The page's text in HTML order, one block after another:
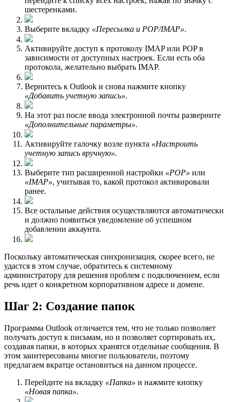
шестеренками.
Выберите вкладку «Пересылка и POP/IMAP».
Активируйте доступ к протоколу IMAP или POP в
зависимости от доступных настроек. Если есть оба
протокола, желательно выбрать IMAP.
Вернитесь к Outlook и снова нажмите кнопку
«Добавить учетную запись».
На этот раз после ввода электронной почты разверните
«Дополнительные параметры».
Активируйте галочку возле пункта «Настроить
учетную запись вручную».
Выберите тип расширенной настройки «POP» или
«IMAP», учитывая то, какой протокол активировали
ранее.
Все остальные действия осуществляются автоматически
и должно появиться уведомление об успешном
добавлении аккаунта.
Поскольку автоматическая синхронизация, скорее всего, не
удастся в этом случае, обратитесь к системному
администратору для решения проблем с подключением, если
речь идет о конкретном корпоративном адресе и домене.
Шаг 2: Создание папок
Программа Outlook отличается тем, что не только позволяет
получать доступ к письмам, но и позволяет сортировать их,
создавая папки, в которых хранятся отдельные сообщения. В
этом заинтересованы многие пользователи, поэтому
предлагаем вкратце остановиться на данном процессе.
Перейдите на вкладку «Папка» и нажмите кнопку
«Новая папка».